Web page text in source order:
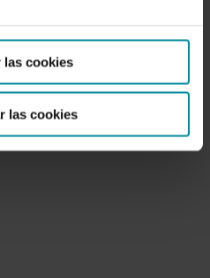
las cookies
las cookies